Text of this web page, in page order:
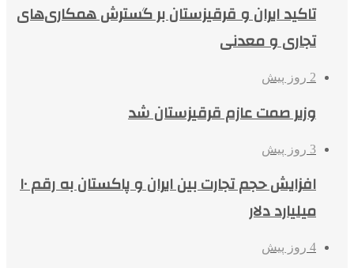
تاکید ایران و قرقیزستان بر گسترش همکاری‌های
تجاری و معدنی
2 روز پیش
وزیر صمت عازم قرقیزستان شد
3 روز پیش
افزایش حجم تجارت بین ایران و پاکستان به رقم ۱۰
میلیارد دلار
4 روز پیش